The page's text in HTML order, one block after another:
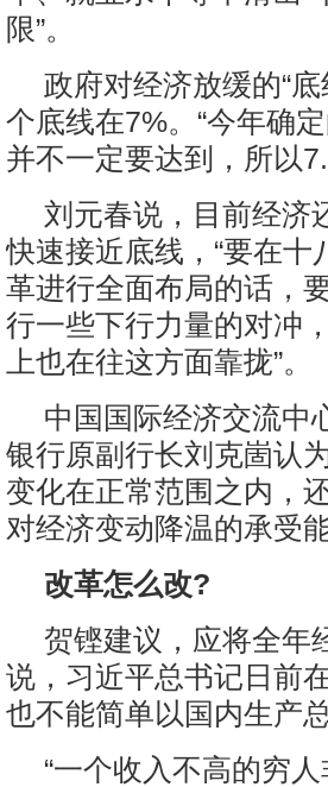
限”。
政府对经济放缓的“
个底线在7%。“今年确
并不一定要达到，所以
刘元春说，目前经济
快速接近底线，“要在
革进行全面布局的话，
行一些下行力量的对冲
上也在往这方面靠拢”。
中国国际经济交流中
银行原副行长刘克崮认
变化在正常范围之内，
对经济变动降温的承受能
改革怎么改?
贺铿建议，应将全年
说，习近平总书记日前
也不能简单以国内生产
“一个收入不高的穷